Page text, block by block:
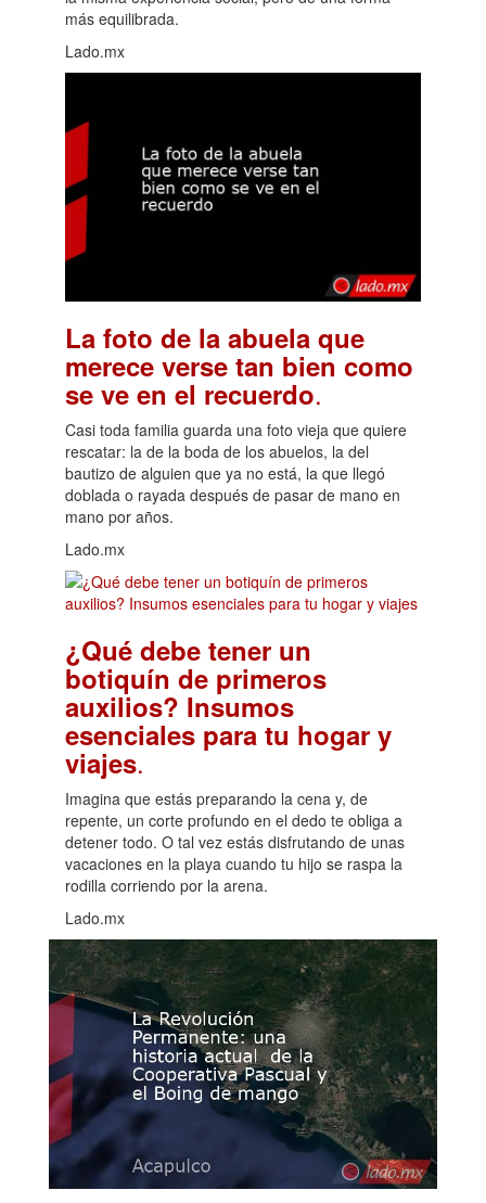
más equilibrada.
Lado.mx
La foto de la abuela que
merece verse tan bien como
se ve en el recuerdo.
Casi toda familia guarda una foto vieja que quiere
rescatar: la de la boda de los abuelos, la del
bautizo de alguien que ya no está, la que llegó
doblada o rayada después de pasar de mano en
mano por años.
Lado.mx
¿Qué debe tener un
botiquín de primeros
auxilios? Insumos
esenciales para tu hogar y
viajes.
Imagina que estás preparando la cena y, de
repente, un corte profundo en el dedo te obliga a
detener todo. O tal vez estás disfrutando de unas
vacaciones en la playa cuando tu hijo se raspa la
rodilla corriendo por la arena.
Lado.mx